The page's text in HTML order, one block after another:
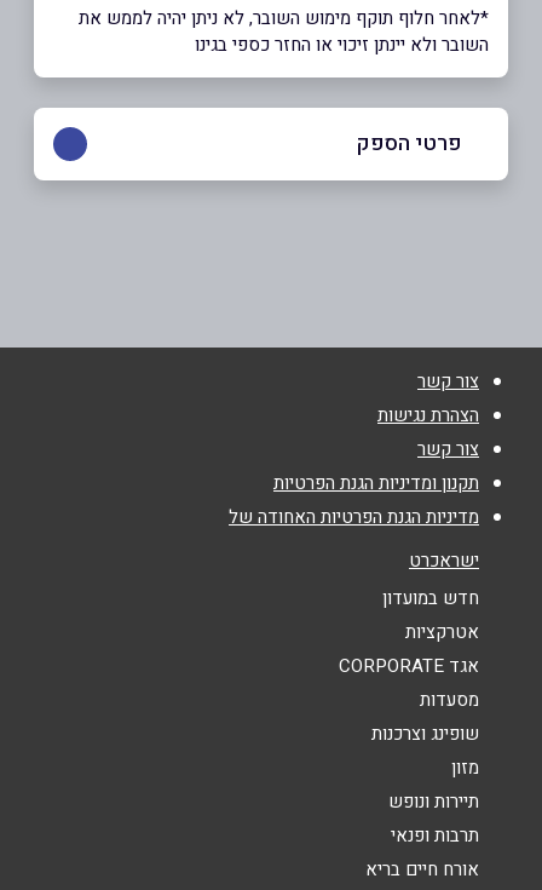
*לאחר חלוף תוקף מימוש השובר, לא ניתן יהיה לממש את
השובר ולא יינתן זיכוי או החזר כספי בגינו
פרטי הספק
שם מלא
טלפון*
נושא*
אנא חזרו אלי בקשר ל...
הודעה*
צור קשר
הצהרת נגישות
צור קשר
תקנון ומדיניות הגנת הפרטיות
מדיניות הגנת הפרטיות האחודה של
ישראכרט
חדש במועדון
אטרקציות
אגד CORPORATE
מסעדות
שופינג וצרכנות
מזון
תיירות ונופש
תרבות ופנאי
אורח חיים בריא